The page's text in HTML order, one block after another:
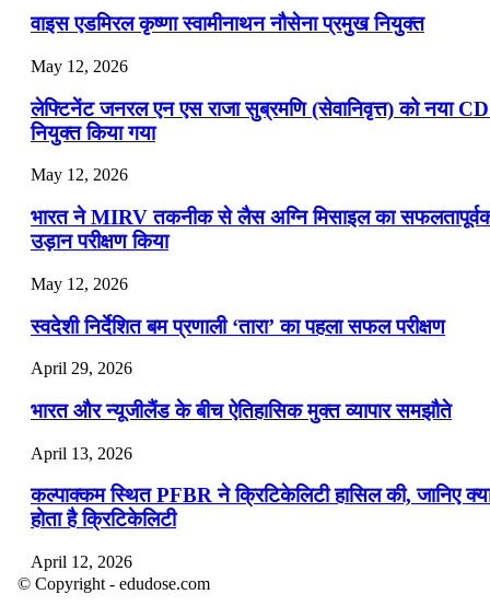
वाइस एडमिरल कृष्णा स्वामीनाथन नौसेना प्रमुख नियुक्त
May 12, 2026
लेफ्टिनेंट जनरल एन एस राजा सुब्रमणि (सेवानिवृत्त) को नया
नियुक्त किया गया
May 12, 2026
भारत ने MIRV तकनीक से लैस अग्नि मिसाइल का
उड़ान परीक्षण किया
May 12, 2026
स्वदेशी निर्देशित बम प्रणाली ‘तारा’ का पहला सफल परीक्षण
April 29, 2026
भारत और न्यूजीलैंड के बीच ऐतिहासिक मुक्त व्यापार समझौते
April 13, 2026
कल्पाक्कम स्थित PFBR ने क्रिटिकेलिटी हासिल की, जानिए
होता है क्रिटिकेलिटी
April 12, 2026
© Copyright - edudose.com